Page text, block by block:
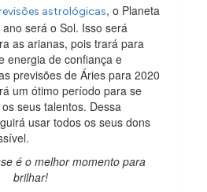
astrológicas, o Planeta
será o Sol. Isso será
as arianas, pois trará para
energia de confiança e
previsões de Áries para 2020
um ótimo período para se
seus talentos. Dessa
usar todos os seus dons
é o melhor momento para
brilhar!